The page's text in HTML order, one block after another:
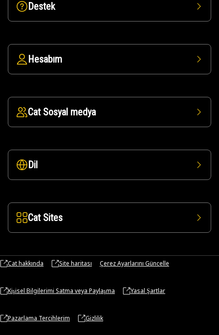
Destek
Hesabım
Cat Sosyal medya
Dil
Cat Sites
Cat hakkında Site haritası Çerez Ayarlarını Güncelle
Kişisel Bilgilerimi Satma veya Paylaşma Yasal Şartlar
Pazarlama Tercihlerim Gizlilik